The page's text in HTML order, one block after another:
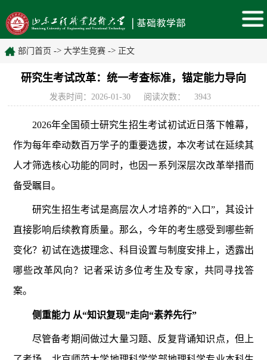
部门首页 -> 大学生竞赛 -> 正文
研究生考试改革：统一考查标准，锚定能力导向
发表时间：2026-01-30 阅读次数： 3943
2026年全国硕士研究生招生考试初试近日落下帷幕，
作为每年牵动数百万学子的重要选拔，本次考试在延续其
人才筛选核心功能的同时，也因一系列深层次改革举措而
备受瞩目。
研究生招生考试是高层次人才培养的“入口”，其设计
直接影响后续教育质量。那么，今年的考生感受到哪些新
变化？初试在选拔理念、科目设置与制度安排上，透露出
哪些改革风向？记者采访多位考生及专家，共同寻找答
案。
侧重能力 从“知识复现”走向“素养先行”
尽管备考期间做过大量习题、反复背诵知识点，但上